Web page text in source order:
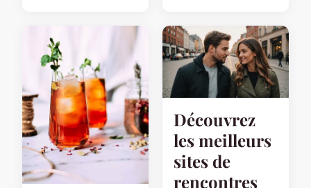
Découvrez
les meilleurs
sites de
rencontres